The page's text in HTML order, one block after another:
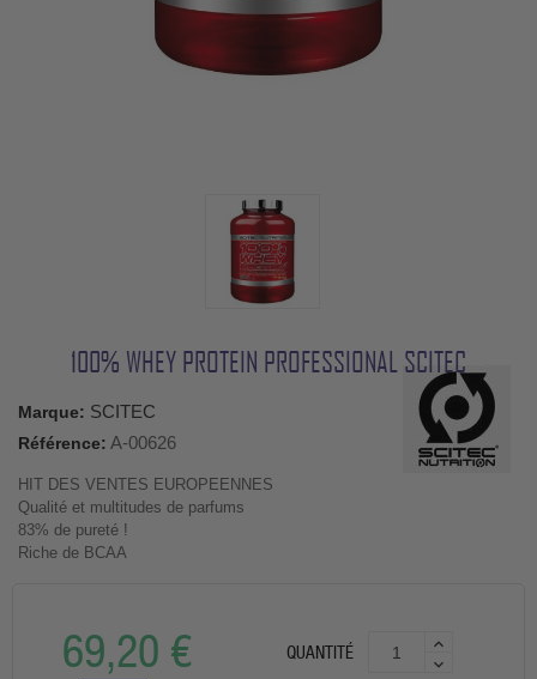
100% WHEY PROTEIN PROFESSIONAL SCITEC
Marque: SCITEC
Référence: A-00626
HIT DES VENTES EUROPEENNES
Qualité et multitudes de parfums
83% de pureté !
Riche de BCAA
69,20 € QUANTITÉ